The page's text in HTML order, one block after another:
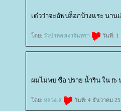
เด๋วว่าจะอัพบล็อกบ้างแระ นาน
ดย: วัวป่าหลงเงาจันทรา วันที่: 1
ผมไม่พบ ชื่อ ปราย น้ำริน ใน fb
ดย: หลวงเส วันที่: 4 ธันวาคม